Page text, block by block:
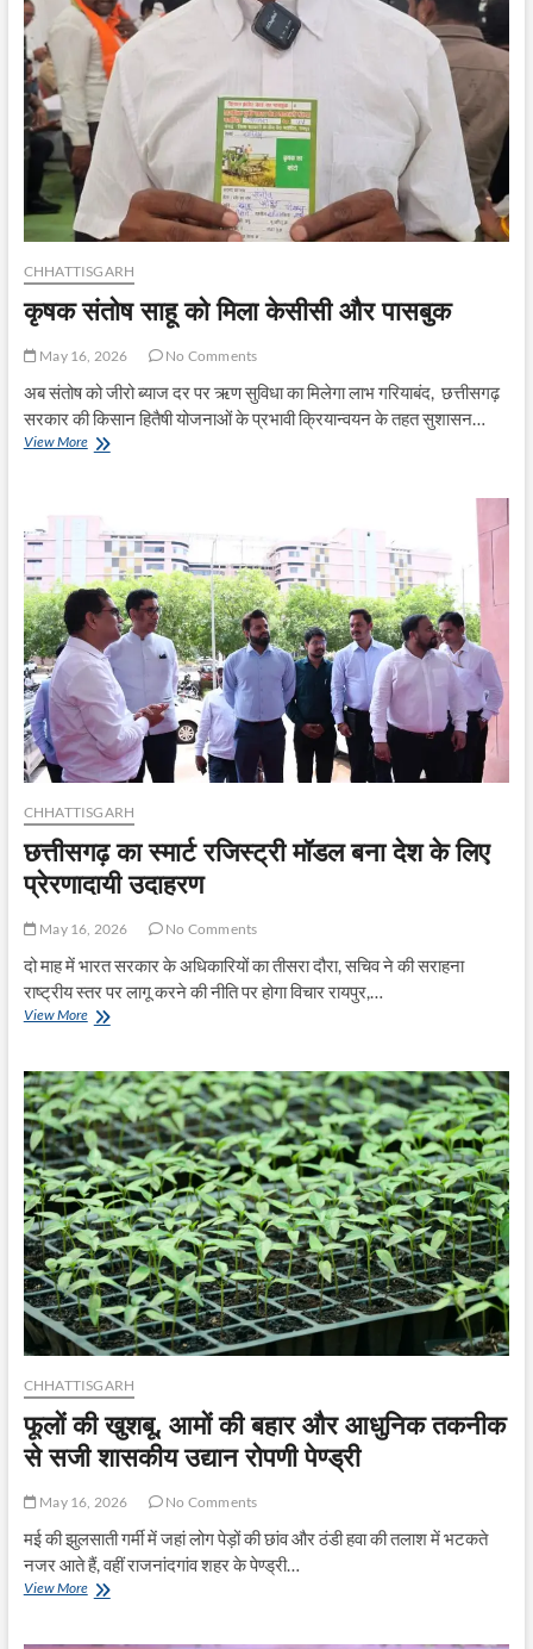
वन
मंत्री
श्री
केदार
कश्यप
CHHATTISGARH
कृषक संतोष साहू को मिला केसीसी और पासबुक
May 16, 2026 No Comments
अब संतोष को जीरो ब्याज दर पर ऋण सुविधा का मिलेगा लाभ गरियाबंद, छत्तीसगढ़
सरकार की किसान हितैषी योजनाओं के प्रभावी क्रियान्वयन के तहत सुशासन…
View Moreकृषक
केसीसी
और
पासबुक
CHHATTISGARH
छत्तीसगढ़ का स्मार्ट रजिस्ट्री मॉडल बना देश के लिए
प्रेरणादायी उदाहरण
May 16, 2026 No Comments
दो माह में भारत सरकार के अधिकारियों का तीसरा दौरा, सचिव ने की सराहना
राष्ट्रीय स्तर पर लागू करने की नीति पर होगा विचार रायपुर,…
View Moreछत्तीसगढ़
रजिस्ट्री
मॉडल
बना
देश
के
लिए
प्रेरणादायी
उदाहरण
CHHATTISGARH
फूलों की खुशबू, आमों की बहार और आधुनिक तकनीक
से सजी शासकीय उद्यान रोपणी पेण्ड्री
May 16, 2026 No Comments
मई की झुलसाती गर्मी में जहां लोग पेड़ों की छांव और ठंडी हवा की तलाश में भटकते
नजर आते हैं, वहीं राजनांदगांव शहर के पेण्ड्री…
View Moreफूलों